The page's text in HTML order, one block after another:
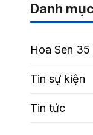
Danh
Hoa Sen 35
Tin sự kiện
Tin tức